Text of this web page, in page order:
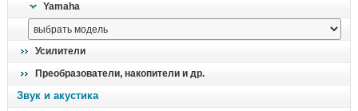
Yamaha
Усилители
Преобразователи, накопители и др.
Звук и акустика